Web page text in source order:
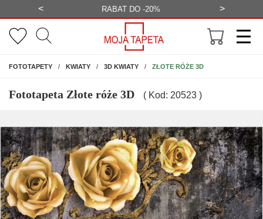
< BEZPŁATNA WIZUALIZACJA >
FOTOTAPETYNA ŚCIANĘ
KWIATY 3D KWIATY ZŁOTE RÓŻE 3D
Fototapeta Złote róże 3D ( Kod: 20523 )